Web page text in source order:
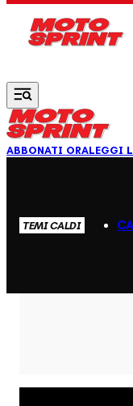
ABBONATI ORALEGGI
TEMI CALDI